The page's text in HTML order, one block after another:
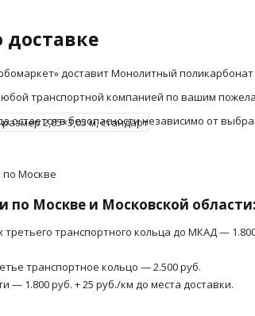
доставит Монолитный
транспортной компанией по вашим
остается в безопасности независимо от
по Москве и Московской области:
транспортного кольца до МКАД —
транспортное кольцо — 2.500 руб.
— 1.800 руб. + 25 руб./км до места доставки.